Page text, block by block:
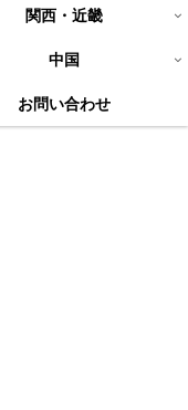
関西・近畿
中国
お問い合わせ